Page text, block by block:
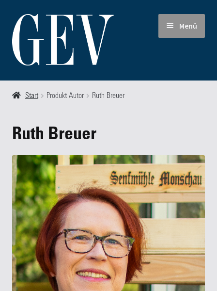
Zur
Navigation
springen
Zum
Inhalt
springen
Menü
Start
Autoren
Blog
FAQ
Kasse
Kategorien
Kontakt
Start Produkt Autor Ruth Breuer
Ruth Breuer